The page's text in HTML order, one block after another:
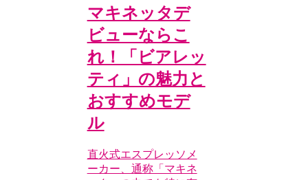
マキネッタデ
ビューならこ
れ！「ビアレッ
ティ」の魅力と
おすすめモデ
ル
直火式エスプレッソメ
ーカー、通称「マキネ